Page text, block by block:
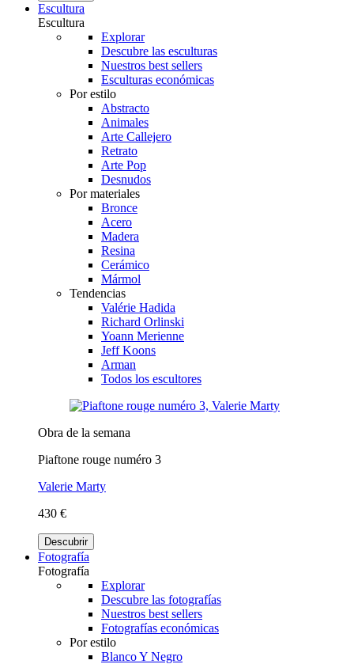
Escultura
Escultura
Explorar
Descubre las esculturas
Nuestros best sellers
Esculturas económicas
Por estilo
Abstracto
Animales
Arte Callejero
Retrato
Arte Pop
Desnudos
Por materiales
Bronce
Acero
Madera
Resina
Cerámico
Mármol
Tendencias
Valérie Hadida
Richard Orlinski
Yoann Merienne
Jeff Koons
Arman
Todos los escultores
Obra de la semana
Piaftone rouge numéro 3
Valerie Marty
430 €
Descubrir
Fotografía
Fotografía
Explorar
Descubre las fotografías
Nuestros best sellers
Fotografías económicas
Por estilo
Blanco Y Negro